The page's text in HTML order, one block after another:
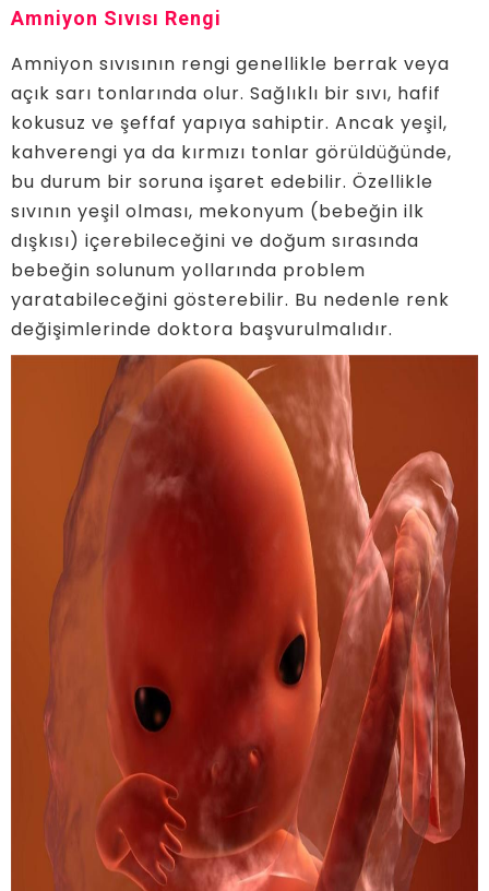
Amniyon Sıvısı Rengi
Amniyon sıvısının rengi genellikle berrak veya
açık sarı tonlarında olur. Sağlıklı bir sıvı, hafif
kokusuz ve şeffaf yapıya sahiptir. Ancak yeşil,
kahverengi ya da kırmızı tonlar görüldüğünde,
bu durum bir soruna işaret edebilir. Özellikle
sıvının yeşil olması, mekonyum (bebeğin ilk
dışkısı) içerebileceğini ve doğum sırasında
bebeğin solunum yollarında problem
yaratabileceğini gösterebilir. Bu nedenle renk
değişimlerinde doktora başvurulmalıdır.